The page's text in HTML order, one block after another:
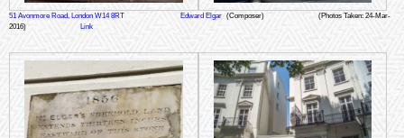
51 Avonmore Road, London W14 8RT Edward Elgar (Composer)
(Photos Taken: 24-Mar-
2016)
Link